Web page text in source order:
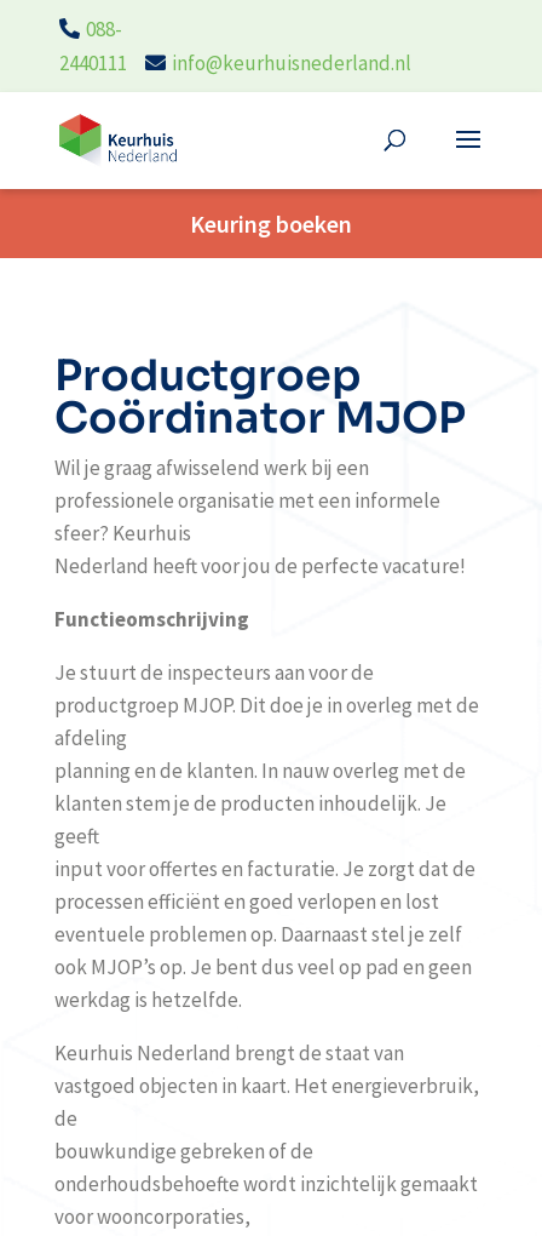
088-
2440111
info@keurhuisnederland.nl
Keuring boeken
Productgroep
Coördinator MJOP
Wil je graag afwisselend werk bij een
professionele organisatie met een informele
sfeer? Keurhuis
Nederland heeft voor jou de perfecte vacature!
Functieomschrijving
Je stuurt de inspecteurs aan voor de
productgroep MJOP. Dit doe je in overleg met de
afdeling
planning en de klanten. In nauw overleg met de
klanten stem je de producten inhoudelijk. Je
geeft
input voor offertes en facturatie. Je zorgt dat de
processen efficiënt en goed verlopen en lost
eventuele problemen op. Daarnaast stel je zelf
ook MJOP’s op. Je bent dus veel op pad en geen
werkdag is hetzelfde.
Keurhuis Nederland brengt de staat van
vastgoed objecten in kaart. Het energieverbruik,
de
bouwkundige gebreken of de
onderhoudsbehoefte wordt inzichtelijk gemaakt
voor wooncorporaties,